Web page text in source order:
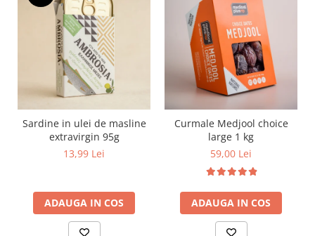
Sardine in ulei de masline
extravirgin 95g
13,99 Lei
ADAUGA IN COS
Curmale Medjool choice
large 1 kg
59,00 Lei
ADAUGA IN COS